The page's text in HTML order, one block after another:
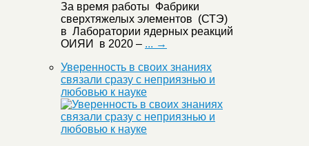
За время работы Фабрики
сверхтяжелых элементов (СТЭ)
в Лаборатории ядерных реакций
ОИЯИ в 2020 – ... →
Уверенность в своих знаниях
связали сразу с неприязнью и
любовью к науке